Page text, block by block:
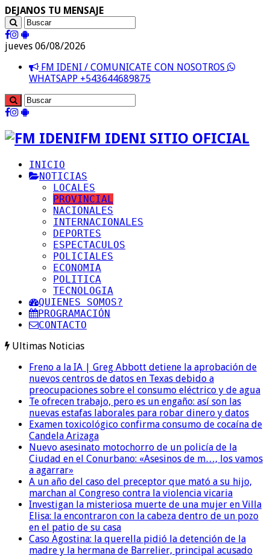
DEJANOS TU MENSAJE
jueves 06/08/2026
FM IDENI / COMUNICATE CON NOSOTROS
WHATSAPP +543644689875
FM IDENI SITIO OFICIAL
INICIO
NOTICIAS
LOCALES
PROVINCIAL
NACIONALES
INTERNACIONALES
DEPORTES
ESPECTACULOS
POLICIALES
ECONOMIA
POLITICA
TECNOLOGIA
QUIENES SOMOS?
PROGRAMACIÓN
CONTACTO
Ultimas Noticias
Freno a la IA | Greg Abbott detiene la aprobación de
nuevos centros de datos en Texas debido a
preocupaciones sobre el consumo eléctrico y de agua
Te ofrecen trabajo, pero es un engaño: así son las
nuevas estafas laborales para robar dinero y datos
Examen toxicológico confirma consumo de cocaína de
Candela Arizaga
Nuevo asesinato motochorro de un policía de la
Ciudad en el Conurbano: «Asesinos de m…, los vamos
a agarrar»
A un año del caso del preceptor que mató a su hijo,
marchan al Congreso contra la violencia vicaria
Investigan la misteriosa muerte de una mujer en Villa
Elisa: la encontraron con la cabeza dentro de un pozo
en el patio de su casa
Caso Agostina: la querella pidió la detención de la
madre y la hermana de Barrelier, principal acusado